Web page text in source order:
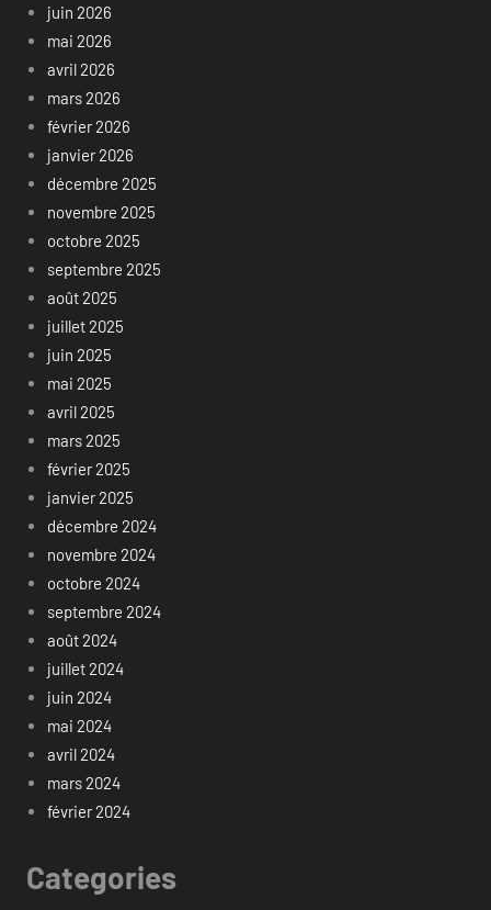
juin 2026
mai 2026
avril 2026
mars 2026
février 2026
janvier 2026
décembre 2025
novembre 2025
octobre 2025
septembre 2025
août 2025
juillet 2025
juin 2025
mai 2025
avril 2025
mars 2025
février 2025
janvier 2025
décembre 2024
novembre 2024
octobre 2024
septembre 2024
août 2024
juillet 2024
juin 2024
mai 2024
avril 2024
mars 2024
février 2024
Categories